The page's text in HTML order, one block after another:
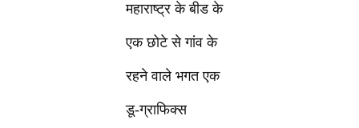
महाराष्ट्र के बीड के
एक छोटे से गांव के
रहने वाले भगत एक
डू-ग्राफिक्‍स